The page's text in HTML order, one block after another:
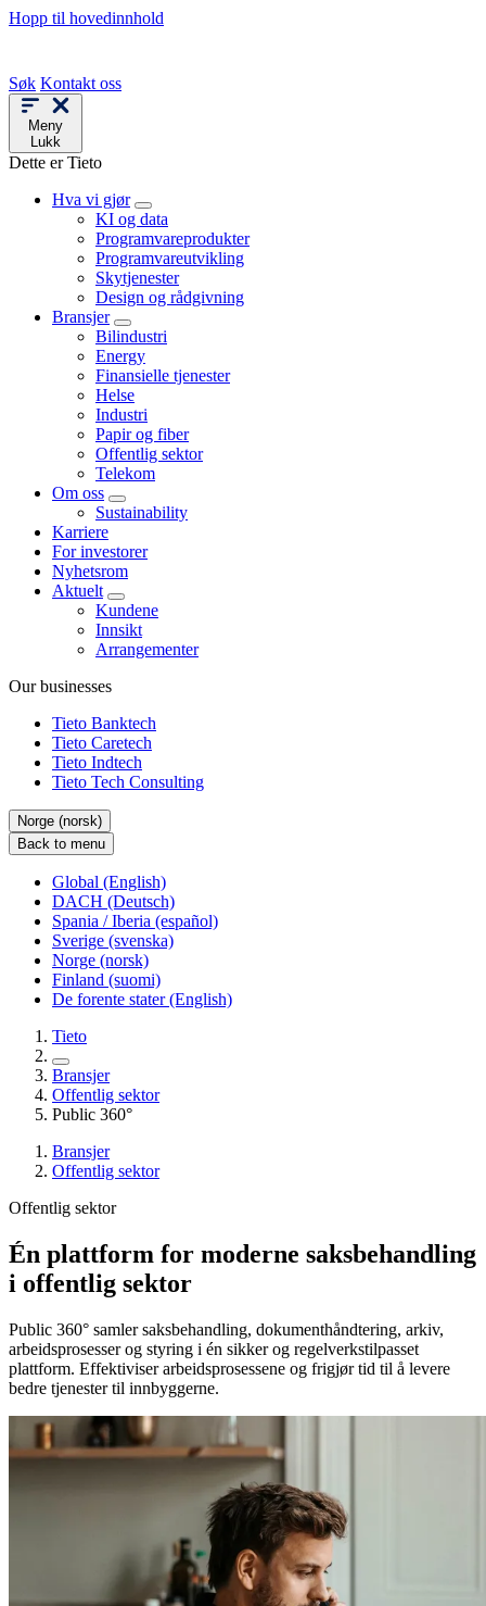
Hopp til hovedinnhold
Søk Kontakt oss
Meny
Lukk
Dette er Tieto
Hva vi gjør
KI og data
Programvareprodukter
Programvareutvikling
Skytjenester
Design og rådgivning
Bransjer
Bilindustri
Energy
Finansielle tjenester
Helse
Industri
Papir og fiber
Offentlig sektor
Telekom
Om oss
Sustainability
Karriere
For investorer
Nyhetsrom
Aktuelt
Kundene
Innsikt
Arrangementer
Our businesses
Tieto Banktech
Tieto Caretech
Tieto Indtech
Tieto Tech Consulting
Norge (norsk)
Back to menu
Global (English)
DACH (Deutsch)
Spania / Iberia (español)
Sverige (svenska)
Norge (norsk)
Finland (suomi)
De forente stater (English)
Tieto
Bransjer
Offentlig sektor
Public 360°
Bransjer
Offentlig sektor
Offentlig sektor
Én plattform for moderne saksbehandling
i offentlig sektor
Public 360° samler saksbehandling, dokumenthåndtering, arkiv,
arbeidsprosesser og styring i én sikker og regelverkstilpasset
plattform. Effektiviser arbeidsprosessene og frigjør tid til å levere
bedre tjenester til innbyggerne.